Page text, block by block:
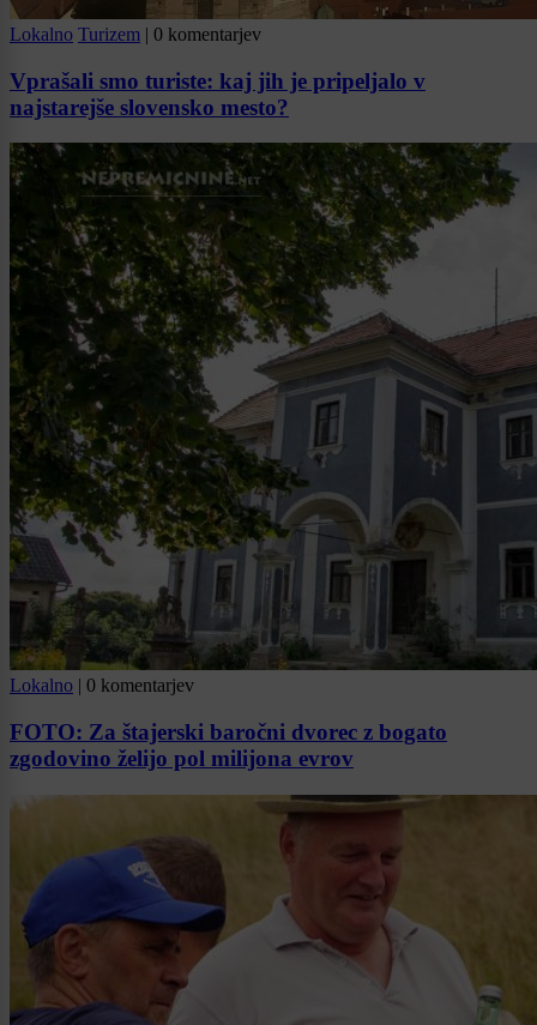
Lokalno Turizem | 0 komentarjev
Vprašali smo turiste: kaj jih je pripeljalo v
najstarejše slovensko mesto?
Lokalno | 0 komentarjev
FOTO: Za štajerski baročni dvorec z bogato
zgodovino želijo pol milijona evrov